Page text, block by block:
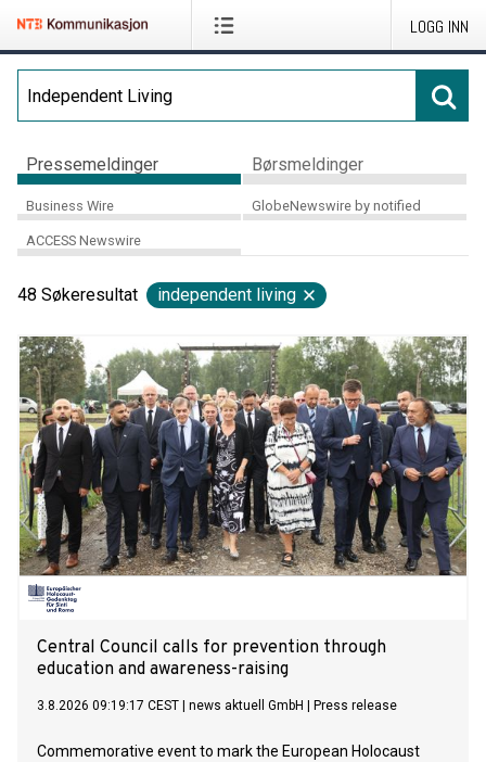
LOGG INN
Pressemeldinger Børsmeldinger
Business Wire GlobeNewswire by notified
ACCESS Newswire
48 Søkeresultat independent living
Central Council calls for prevention through
education and awareness-raising
3.8.2026 09:19:17 CEST news aktuell GmbH Press release
Commemorative event to mark the European Holocaust